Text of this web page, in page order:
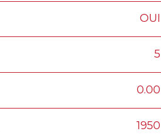
OUI
5
0.00
1950